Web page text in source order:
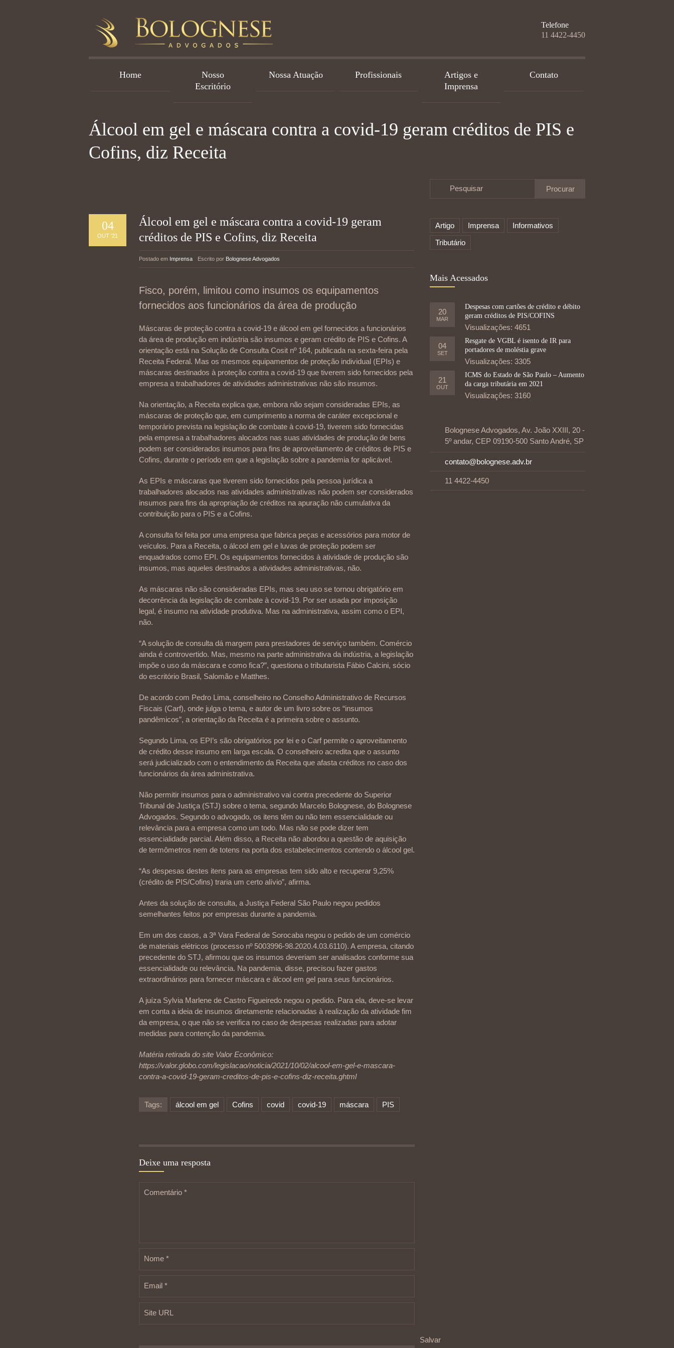
Telefone
11 4422-4450
Home
Nosso
Escritório
Nossa Atuação Profissionais
Artigos e
Imprensa
Contato
Álcool em gel e máscara contra a covid-19 geram créditos de PIS e
Cofins, diz Receita
04
OUT '21
Álcool em gel e máscara contra a covid-19 geram
créditos de PIS e Cofins, diz Receita
Postado em Imprensa Escrito por Bolognese Advogados
Fisco, porém, limitou como insumos os equipamentos
fornecidos aos funcionários da área de produção
Máscaras de proteção contra a covid-19 e álcool em gel fornecidos a funcionários
da área de produção em indústria são insumos e geram crédito de PIS e Cofins. A
orientação está na Solução de Consulta Cosit nº 164, publicada na sexta-feira pela
Receita Federal. Mas os mesmos equipamentos de proteção individual (EPIs) e
máscaras destinados à proteção contra a covid-19 que tiverem sido fornecidos pela
empresa a trabalhadores de atividades administrativas não são insumos.
Na orientação, a Receita explica que, embora não sejam consideradas EPIs, as
máscaras de proteção que, em cumprimento a norma de caráter excepcional e
temporário prevista na legislação de combate à covid-19, tiverem sido fornecidas
pela empresa a trabalhadores alocados nas suas atividades de produção de bens
podem ser considerados insumos para fins de aproveitamento de créditos de PIS e
Cofins, durante o período em que a legislação sobre a pandemia for aplicável.
As EPIs e máscaras que tiverem sido fornecidos pela pessoa jurídica a
trabalhadores alocados nas atividades administrativas não podem ser considerados
insumos para fins da apropriação de créditos na apuração não cumulativa da
contribuição para o PIS e a Cofins.
A consulta foi feita por uma empresa que fabrica peças e acessórios para motor de
veículos. Para a Receita, o álcool em gel e luvas de proteção podem ser
enquadrados como EPI. Os equipamentos fornecidos à atividade de produção são
insumos, mas aqueles destinados a atividades administrativas, não.
As máscaras não são consideradas EPIs, mas seu uso se tornou obrigatório em
decorrência da legislação de combate à covid-19. Por ser usada por imposição
legal, é insumo na atividade produtiva. Mas na administrativa, assim como o EPI,
não.
“A solução de consulta dá margem para prestadores de serviço também. Comércio
ainda é controvertido. Mas, mesmo na parte administrativa da indústria, a legislação
impõe o uso da máscara e como fica?”, questiona o tributarista Fábio Calcini, sócio
do escritório Brasil, Salomão e Matthes.
De acordo com Pedro Lima, conselheiro no Conselho Administrativo de Recursos
Fiscais (Carf), onde julga o tema, e autor de um livro sobre os “insumos
pandêmicos”, a orientação da Receita é a primeira sobre o assunto.
Segundo Lima, os EPI’s são obrigatórios por lei e o Carf permite o aproveitamento
de crédito desse insumo em larga escala. O conselheiro acredita que o assunto
será judicializado com o entendimento da Receita que afasta créditos no caso dos
funcionários da área administrativa.
Não permitir insumos para o administrativo vai contra precedente do Superior
Tribunal de Justiça (STJ) sobre o tema, segundo Marcelo Bolognese, do Bolognese
Advogados. Segundo o advogado, os itens têm ou não tem essencialidade ou
relevância para a empresa como um todo. Mas não se pode dizer tem
essencialidade parcial. Além disso, a Receita não abordou a questão de aquisição
de termômetros nem de totens na porta dos estabelecimentos contendo o álcool gel.
“As despesas destes itens para as empresas tem sido alto e recuperar 9,25%
(crédito de PIS/Cofins) traria um certo alívio”, afirma.
Antes da solução de consulta, a Justiça Federal São Paulo negou pedidos
semelhantes feitos por empresas durante a pandemia.
Em um dos casos, a 3ª Vara Federal de Sorocaba negou o pedido de um comércio
de materiais elétricos (processo nº 5003996-98.2020.4.03.6110). A empresa, citando
precedente do STJ, afirmou que os insumos deveriam ser analisados conforme sua
essencialidade ou relevância. Na pandemia, disse, precisou fazer gastos
extraordinários para fornecer máscara e álcool em gel para seus funcionários.
A juíza Sylvia Marlene de Castro Figueiredo negou o pedido. Para ela, deve-se levar
em conta a ideia de insumos diretamente relacionadas à realização da atividade fim
da empresa, o que não se verifica no caso de despesas realizadas para adotar
medidas para contenção da pandemia.
Matéria retirada do site Valor Econômico:
https://valor.globo.com/legislacao/noticia/2021/10/02/alcool-em-gel-e-mascara-
contra-a-covid-19-geram-creditos-de-pis-e-cofins-diz-receita.ghtml
Tags: álcool em gel Cofins covid covid-19 máscara PIS
Deixe uma resposta
Comentário *
Nome *
Email *
Site URL
Salvar
Pesquisar
Artigo Imprensa
Informativos
Tributário
Mais Acessados
20
MAR
Despesas com cartões de crédito e débito
geram créditos de PIS/COFINS
Visualizações: 4651
04
SET
Resgate de VGBL é isento de IR para
portadores de moléstia grave
Visualizações: 3305
21
OUT
ICMS do Estado de São Paulo – Aumento
da carga tributária em 2021
Visualizações: 3160
Bolognese Advogados, Av. João XXIII, 20 -
5º andar, CEP 09190-500 Santo André, SP
contato@bolognese.adv.br
11 4422-4450